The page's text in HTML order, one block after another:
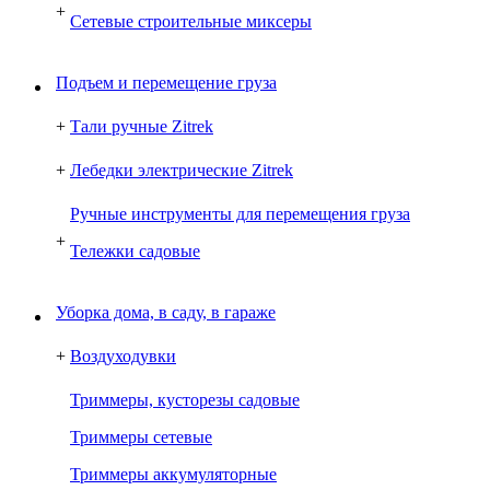
+
Сетевые строительные миксеры
Подъем и перемещение груза
+ Тали ручные Zitrek
+ Лебедки электрические Zitrek
+
Ручные инструменты для перемещения груза
Тележки садовые
Уборка дома, в саду, в гараже
+ Воздуходувки
Триммеры, кусторезы садовые
Триммеры сетевые
Триммеры аккумуляторные